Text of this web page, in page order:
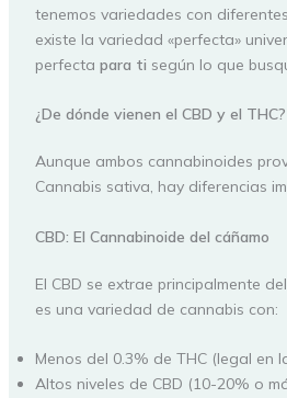
tenemos variedades con
existe la variedad «perfecta»
perfecta para ti según lo que
¿De dónde vienen el CBD y el THC?
Aunque ambos cannabinoides
Cannabis sativa, hay diferencias
CBD: El Cannabinoide del cáñamo
El CBD se extrae principalmente del
es una variedad de cannabis con:
Menos del 0.3% de THC (legal en
Altos niveles de CBD (10-20% o